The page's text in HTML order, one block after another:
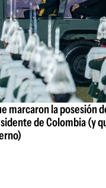
marcaron la posesión
de Colombia (y